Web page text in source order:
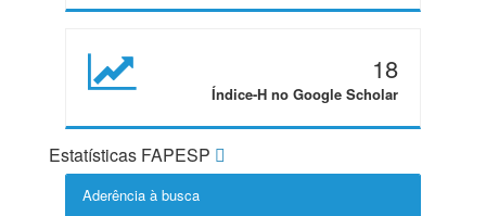
18
Índice-H no Google Scholar
Estatísticas FAPESP
Aderência à busca